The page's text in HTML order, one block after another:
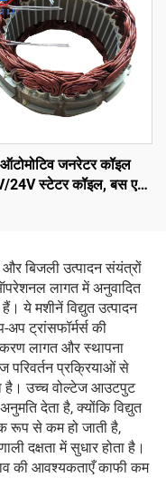
ऑटोमोटिव जनरेटर कॉइल
24V स्टेटर कॉइल, बस एयर
बिजली उत्पादन संयंत्रों
लागत में अनुवादित
ये मशीनें विद्युत उत्पादन
ट्रांसफॉर्मर्स की
लागत और स्थापना
परिवर्तन प्रक्रियाओं से
है। उच्च वोल्टेज आउटपुट
देता है, क्योंकि विद्युत
रूप से कम हो जाती है,
दक्षता में सुधार होता है।
की आवश्यकताएँ काफी कम